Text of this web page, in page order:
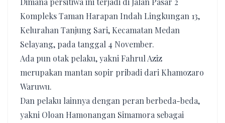
Kompleks Taman Harapan Indah Lingkungan 13,
Kelurahan Tanjung Sari, Kecamatan Medan
Selayang, pada tanggal 4 November.
Ada pun otak pelaku, yakni Fahrul Aziz
merupakan mantan sopir pribadi dari Khamozaro
Waruwu.
Dan pelaku lainnya dengan peran berbeda-beda,
yakni Oloan Hamonangan Simamora sebagai